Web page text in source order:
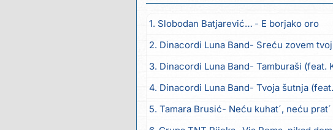
1. Slobodan Batjarević Čobe E borjako oro
2. Dinacordi Luna Band Sreću zovem tvojim imenom (feat.
3. Dinacordi Luna Band Tamburaši (feat. Kristina
4. Dinacordi Luna Band Tvoja šutnja (feat. Kristina
5. Tamara Brusić Neću kuhat´, neću prat´